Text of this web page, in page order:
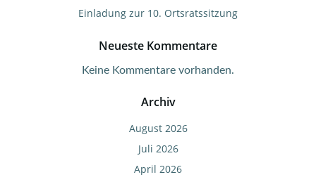
Einladung zur 10. Ortsratssitzung
Neueste Kommentare
Keine Kommentare vorhanden.
Archiv
August 2026
Juli 2026
April 2026